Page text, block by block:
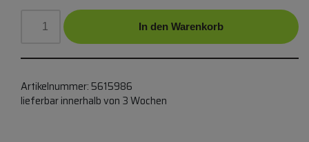
In den Warenkorb
Artikelnummer: 5615986
lieferbar innerhalb von 3 Wochen